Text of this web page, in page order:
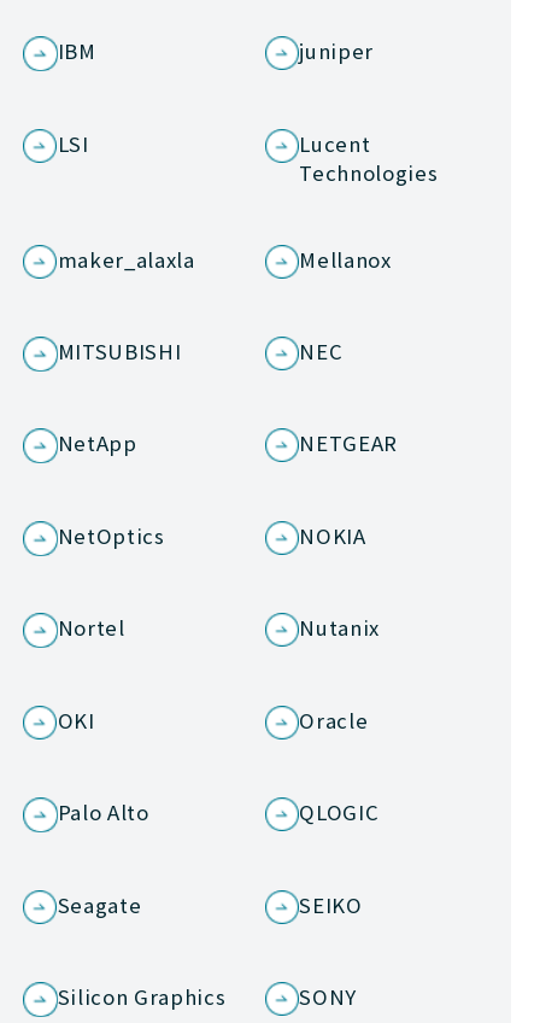
IBM juniper
LSI
Lucent
Technologies
maker_alaxla Mellanox
MITSUBISHI NEC
NetApp NETGEAR
NetOptics NOKIA
Nortel Nutanix
OKI Oracle
Palo Alto QLOGIC
Seagate SEIKO
Silicon Graphics SONY